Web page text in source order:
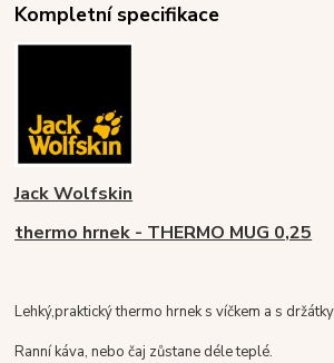
Kompletní specifikace
Jack Wolfskin
thermo hrnek - THERMO MUG 0,25
Lehký,praktický thermo hrnek s víčkem a s
Ranní káva, nebo čaj zůstane déle teplé.